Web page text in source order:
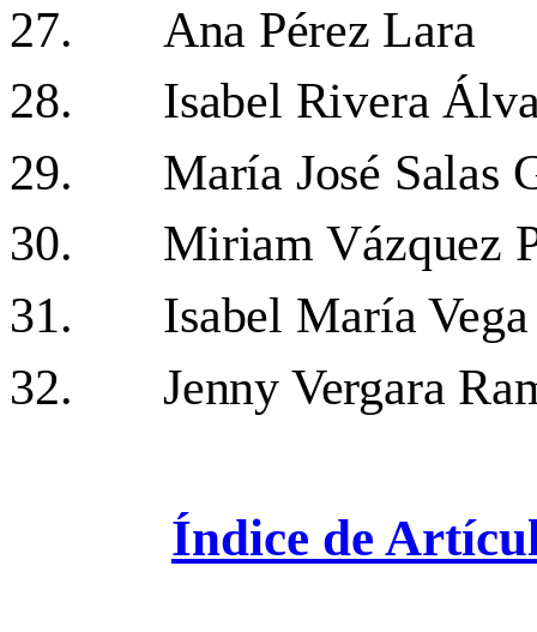
27.
Ana Pérez Lara
28.
Isabel Rivera
29.
María José Salas
30.
Miriam Vázquez
31.
Isabel María
32.
Jenny Vergara
Índice de